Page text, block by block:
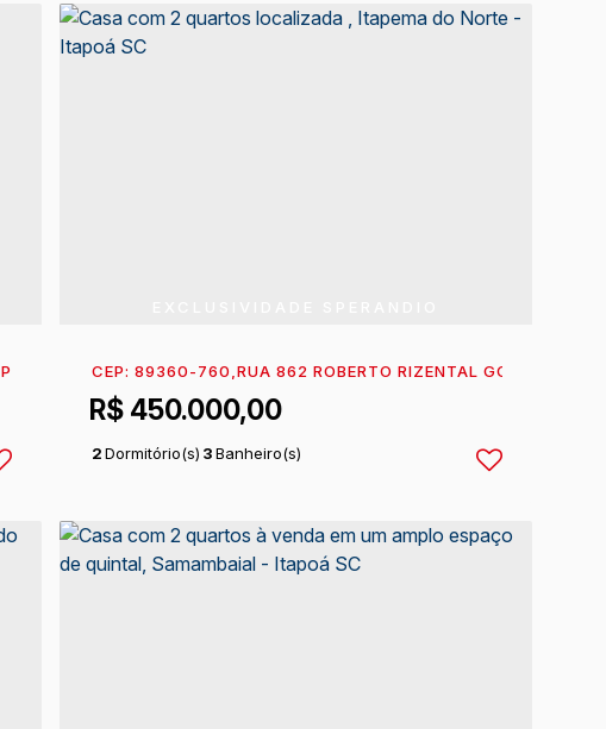
PONTAL DO NORTE ,ITAPOÁ ,SANTA CATARINA, BRASIL
R$ 450.000,00
CEP: 89360-760 ,RUA 862 ROBERTO RIZENTAL GOMES
2 Dormitório(s) 3 Banheiro(s)